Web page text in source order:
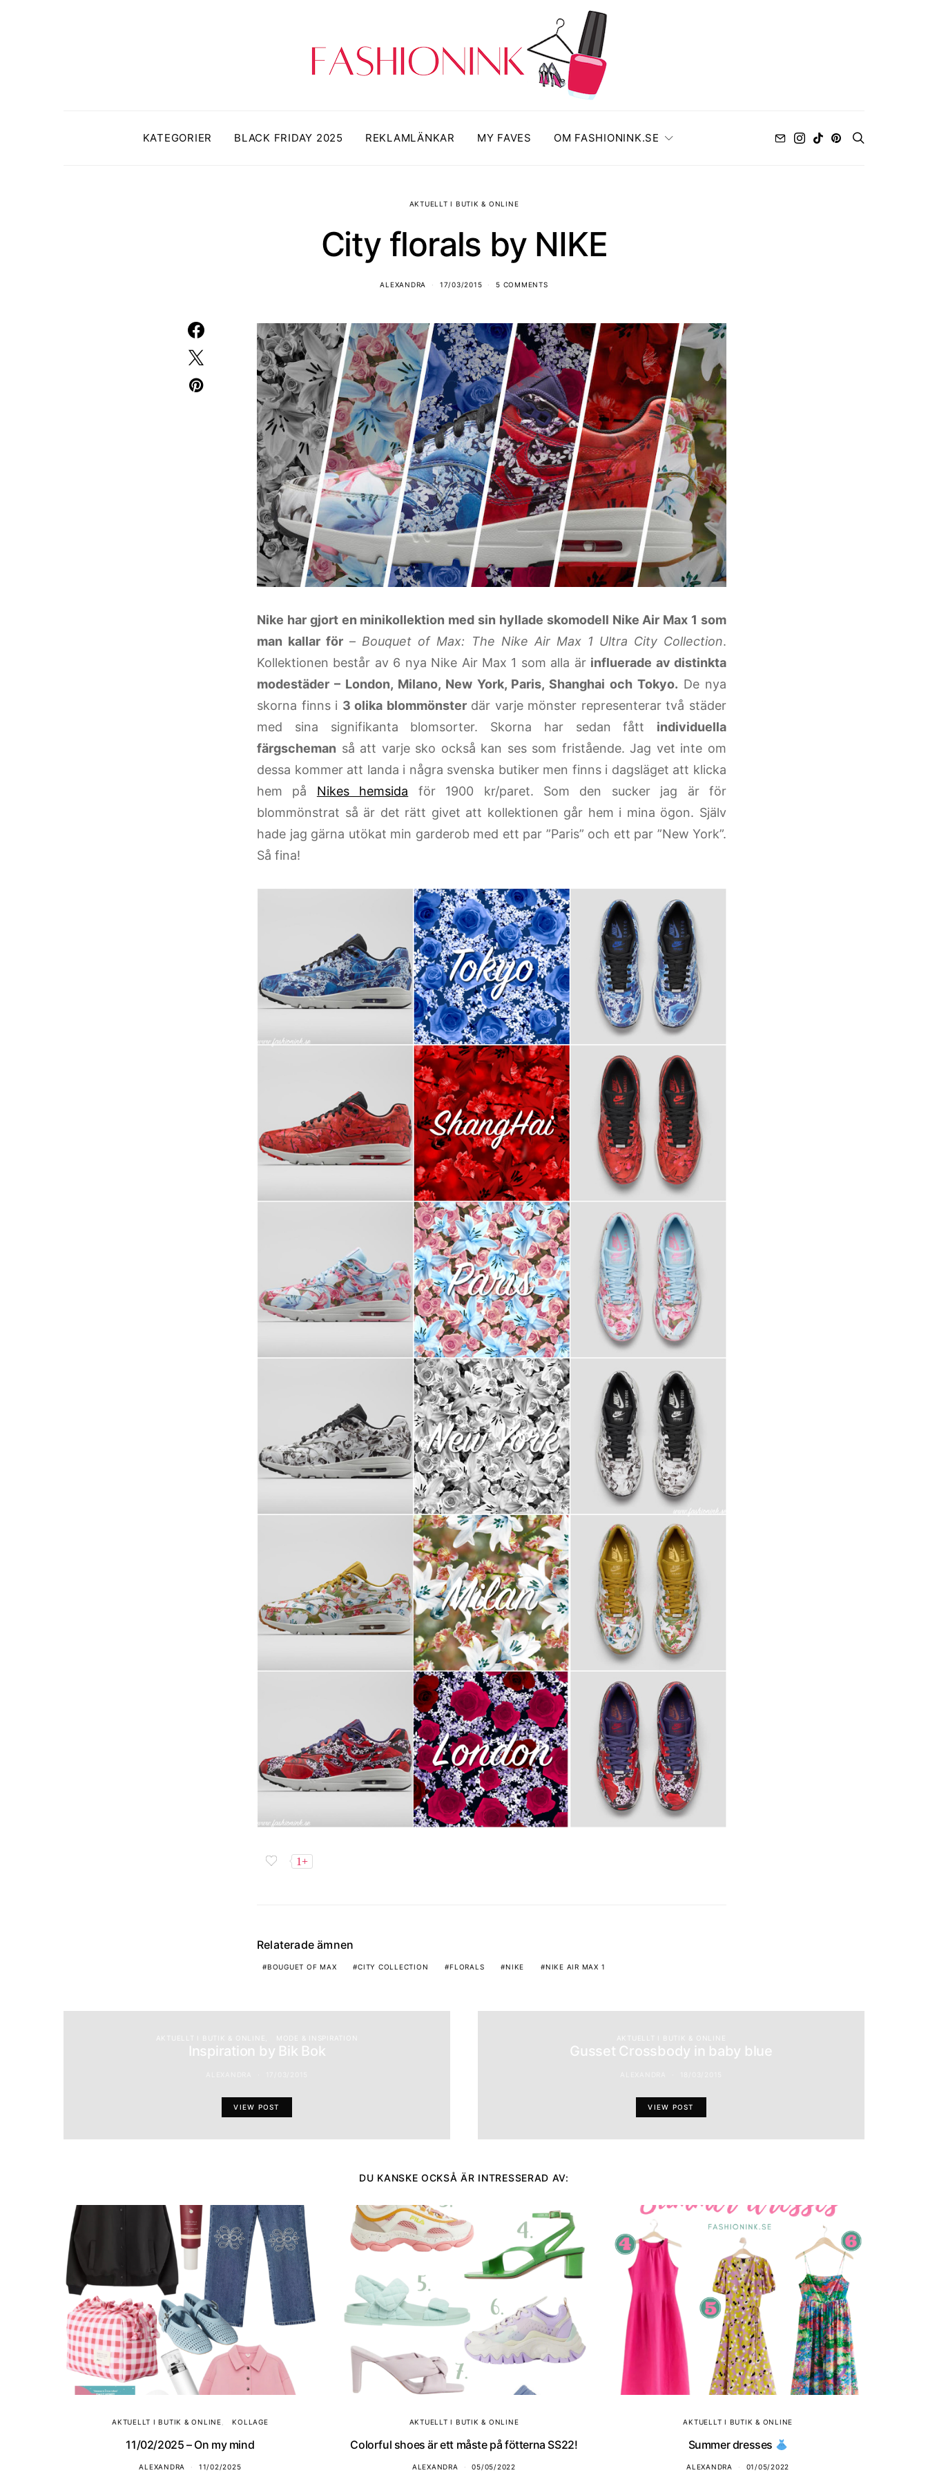
KATEGORIER BLACK FRIDAY 2025 REKLAMLÄNKAR MY FAVES OM FASHIONINK.SE
AKTUELLT I BUTIK & ONLINE
City florals by NIKE
ALEXANDRA 17/03/2015 5 COMMENTS
Nike har gjort en minikollektion med sin hyllade skomodell Nike Air Max 1 som
man kallar för – Bouquet of Max: The Nike Air Max 1 Ultra City Collection.
Kollektionen består av 6 nya Nike Air Max 1 som alla är influerade av distinkta
modestäder – London, Milano, New York, Paris, Shanghai och Tokyo. De nya
skorna finns i 3 olika blommönsterdär varje mönster representerar två städer
med sina signifikanta blomsorter. Skorna har sedan fått individuella
färgscheman så att varje sko också kan ses som fristående. Jag vet inte om
dessa kommer att landa i några svenska butiker men finns i dagsläget att klicka
hem på Nikes hemsida för 1900 kr/paret. Som den sucker jag är för
blommönstrat så är det rätt givet att kollektionen går hem i mina ögon. Själv
hade jag gärna utökat min garderob med ett par ”Paris” och ett par ”New York”.
Så fina!
1+
Relaterade ämnen
BOUGUET OF MAX CITY COLLECTION FLORALS NIKE NIKE AIR MAX 1
AKTUELLT I BUTIK & ONLINE MODE & INSPIRATION
Inspiration by Bik Bok
VIEW POST
AKTUELLT I BUTIK & ONLINE
Gusset Crossbody in baby blue
VIEW POST
DU KANSKE OCKSÅ ÄR INTRESSERAD AV:
AKTUELLT I BUTIK & ONLINE KOLLAGE
11/02/2025 – On my mind
ALEXANDRA 11/02/2025
AKTUELLT I BUTIK & ONLINE
Colorful shoes är ett måste på fötterna SS22!
ALEXANDRA 05/05/2022
AKTUELLT I BUTIK & ONLINE
Summer dresses
ALEXANDRA 01/05/2022